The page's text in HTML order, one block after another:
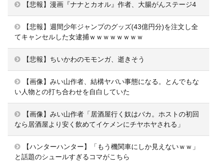
【悲報】漫画『ナナとカオル』作者、大腸がんステージ4
【悲報】週間少年ジャンプのグッズ(43億円分)を注文し全
てキャンセルした女逮捕ｗｗｗｗｗｗｗｗ
【悲報】ちいかわのモモンガ、逝きそう
【画像】みい山作者、結構ヤバい事態になる。とんでもな
い人物との打ち合わせを自白していた
【画像】みい山作者「居酒屋行く奴はバカ。ホストの初回
なら居酒屋より安く飲めてイケメンにチヤホヤされる」
【ハンターハンター】「もう機関車にしか見えないｗｗ」
と話題のシュールすぎるコマがこちら